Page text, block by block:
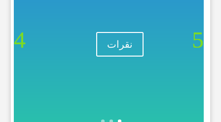
نقرات